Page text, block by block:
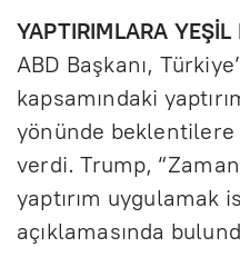
YAPTIRIMLARA YEŞİL
ABD Başkanı,
kapsamındaki
yönünde
verdi. Trump,
yaptırım uygulamak
açıklamasında